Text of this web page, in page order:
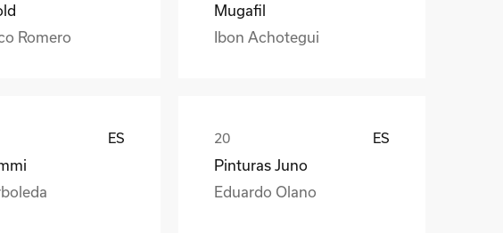
Romero
Mugafil
Ibon Achotegui
ES ES
Pinturas Juno
Eduardo Olano